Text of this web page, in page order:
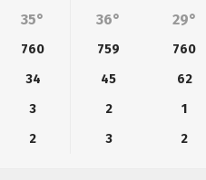
35° 36° 29°
760 759
760
34 45
62
3 2
1
2 3 2